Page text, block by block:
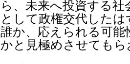
ら、未来へ投資する
として政権交代した
誰か、応えられる可
かと見極めさせても